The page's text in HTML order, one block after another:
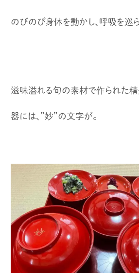
のびのび身体を動かし、呼吸を巡
滋味溢れる旬の素材で作られた精
器には、”妙”の文字が。